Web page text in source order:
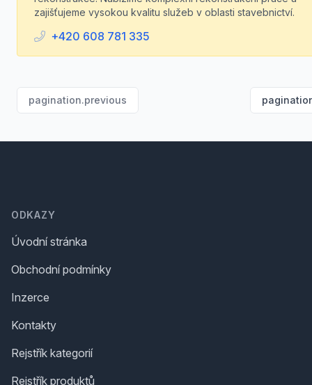
zajišťujeme vysokou kvalitu služeb v oblasti stavebnictví.
+420 608 781 335
pagination.previous
ODKAZY
Úvodní stránka
Obchodní podmínky
Inzerce
Kontakty
Rejstřík kategorií
Rejstřík produktů